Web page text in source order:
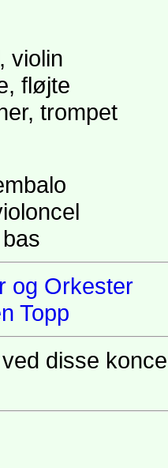
violin
fløjte
trompet
og Orkester
Topp
disse